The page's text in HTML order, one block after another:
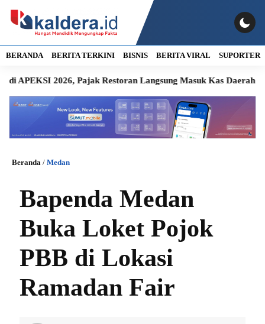
BERANDA BERITA TERKINI BISNIS BERITA VIRAL SUPORTER
2026, Pajak Restoran Langsung Masuk Kas Daerah 25
Beranda / Medan
Bapenda Medan
Buka Loket Pojok
PBB di Lokasi
Ramadan Fair